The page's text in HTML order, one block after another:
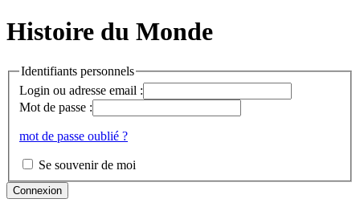
Histoire du Monde
Identifiants personnels
Login ou adresse email :
Mot de passe :
mot de passe oublié ?
Se souvenir de moi
Connexion